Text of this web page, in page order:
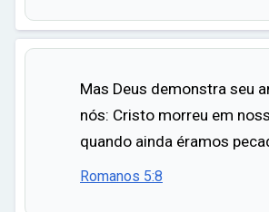
Mas Deus demonstra seu
nós: Cristo morreu em
quando ainda éramos
Romanos 5:8